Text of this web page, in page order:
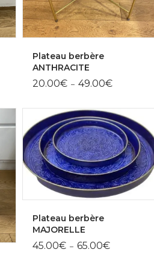
Plateau berbère
ANTHRACITE
20.00€ – 49.00€Plage
20.00€
à
49.00€
Plateau berbère
MAJORELLE
45.00€ – 65.00€Plage